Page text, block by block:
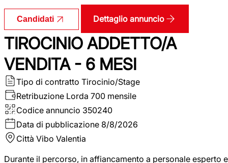
Candidati Dettaglio annuncio
TIROCINIO ADDETTO/A
VENDITA - 6 MESI
Tipo di contratto Tirocinio/Stage
Retribuzione Lorda 700 mensile
Codice annuncio 350240
Data di pubblicazione 8/8/2026
Città Vibo Valentia
Durante il percorso, in affiancamento a personale esperto e